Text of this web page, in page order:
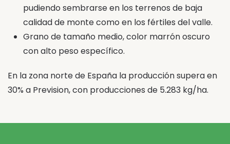
pudiendo sembrarse en los terrenos de baja
calidad de monte como en los fértiles del valle.
Grano de tamaño medio, color marrón oscuro
con alto peso específico.
En la zona norte de España la producción supera en
30% a Prevision, con producciones de 5.283 kg/ha.